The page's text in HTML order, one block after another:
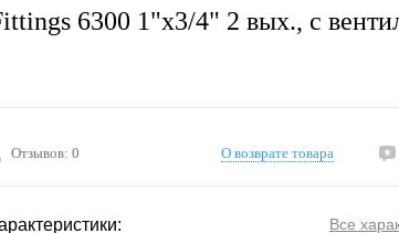
6300 1"х3/4" 2 вых., c
Отзывов: 0 О возврате товара
Все